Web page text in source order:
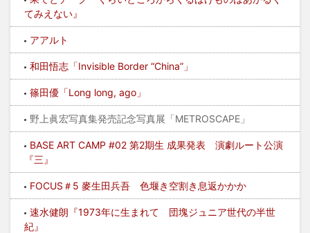
てみえない』
アアルト
和田悟志「Invisible Border “China”」
篠田優「Long long, ago」
野上眞宏写真集発売記念写真展「METROSCAPE」
BASE ART CAMP #02 第2期生 成果発表 演劇ルート公演
『三』
FOCUS＃5 麥生田兵吾 色堰き空割き息返かかか
速水健朗『1973年に生まれて 団塊ジュニア世代の半世
紀』